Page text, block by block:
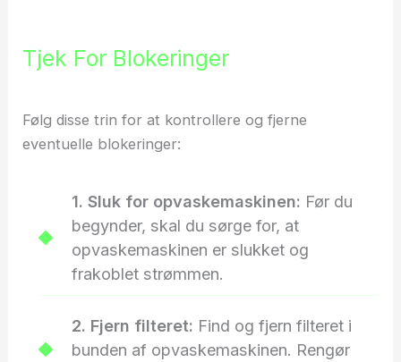
Tjek For Blokeringer
Følg disse trin for at kontrollere og fjerne
eventuelle blokeringer:
1. Sluk for opvaskemaskinen: Før du
begynder, skal du sørge for, at
opvaskemaskinen er slukket og
frakoblet strømmen.
2. Fjern filteret: Find og fjern filteret i
bunden af opvaskemaskinen. Rengør